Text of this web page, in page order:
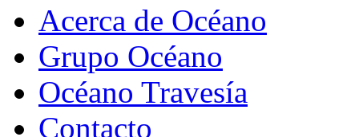
Acerca de Océano
Grupo Océano
Océano Travesía
Contacto